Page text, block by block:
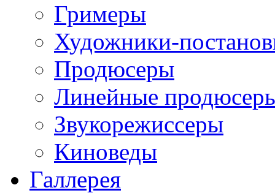
Гримеры
Художники-
Продюсеры
Линейные
Звукорежиссеры
Киноведы
Галлерея